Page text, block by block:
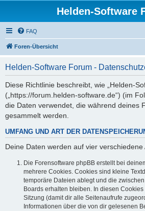
Helden-Software
FAQ
Foren-Übersicht
Helden-Software Forum -
Diese Richtlinie beschreibt, wie „Helden-
(„https://forum.helden-software.de“) (im
die Daten verwendet, die während deines
gesammelt werden.
UMFANG UND ART DER
Deine Daten werden auf vier
Die Forensoftware phpBB erstellt bei
mehrere Cookies. Cookies sind kleine
temporäre Dateien ablegt und die
Boards erhalten bleiben. In diesen
Sitzung (damit dir alle Seitenaufrufe
Informationen über die von dir gelesenen